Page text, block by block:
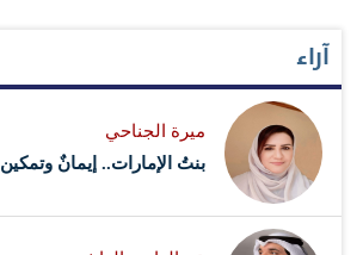
آراء
ميرة الجناحي
بنتُ الإمارات.. إيمانٌ وتمكين